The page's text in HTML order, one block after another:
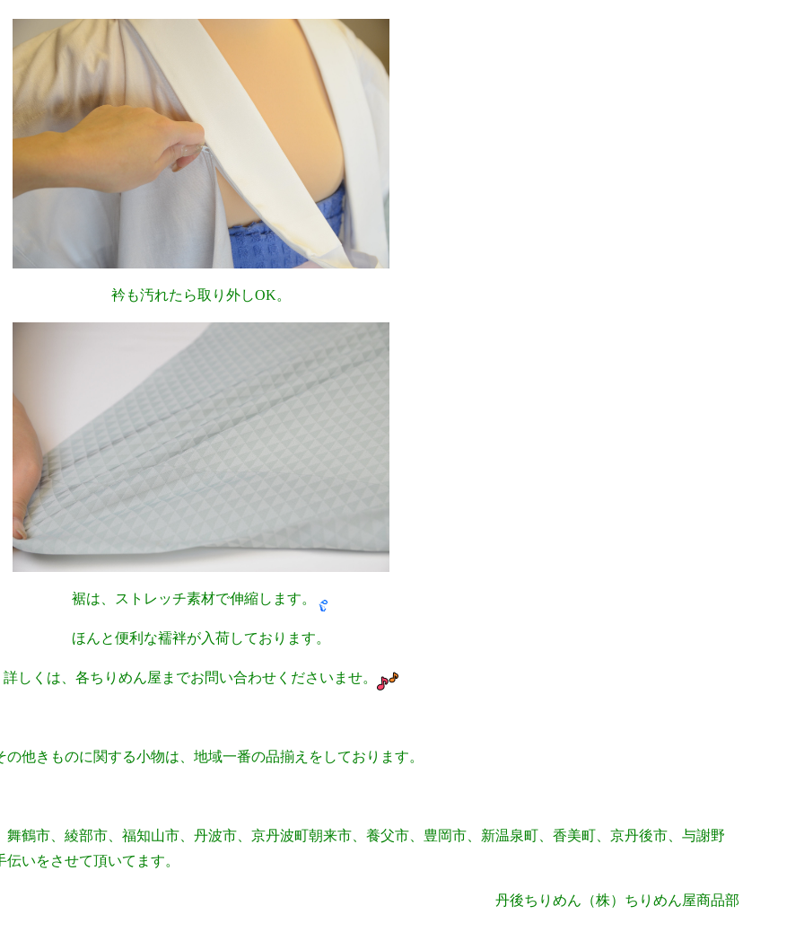
衿も汚れたら取り外しOK。
裾は、ストレッチ素材で伸縮します。
ほんと便利な襦袢が入荷しております。
詳しくは、各ちりめん屋までお問い合わせくださいませ。
他きものに関する小物は、地域一番の品揃えをしております。
鶴市、綾部市、福知山市、丹波市、京丹波町朝来市、養父市、豊岡市、新温泉町、香美町、京丹後市、与謝野
いをさせて頂いてます。
丹後ちりめん（株）ちりめん屋商品部